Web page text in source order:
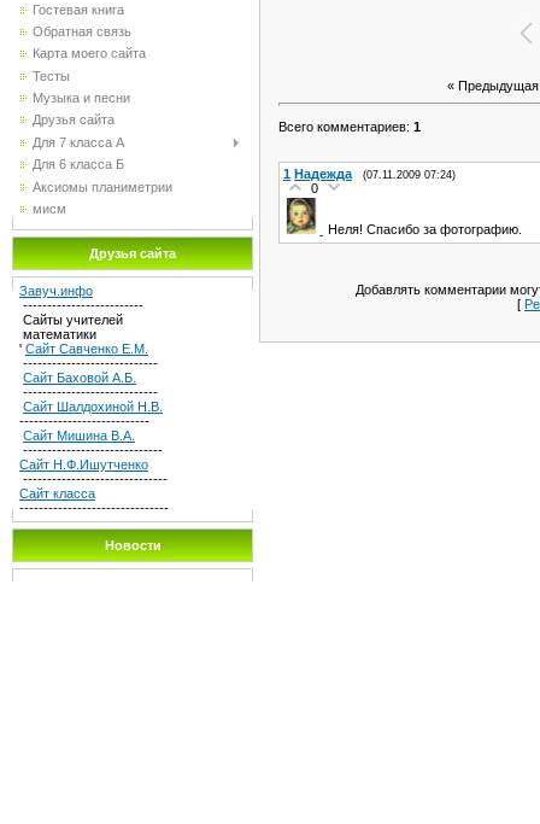
Гостевая книга
Обратная связь
Карта моего сайта
Тесты
Музыка и песни
Друзья сайта
Для 7 класса А
Для 6 класса Б
Аксиомы планиметрии
мисм
Друзья сайта
Завуч.инфо
-------------------------
Сайты учителей
математики
' Сайт Савченко Е.М.
----------------------------
Сайт Баховой А.Б.
----------------------------
Сайт Шалдохиной Н.В.
---------------------------
Сайт Мишина В.А.
-----------------------------
Сайт Н.Ф.Ишутченко
------------------------------
Сайт класса
-------------------------------
Новости
« Предыдущая
Всего комментариев: 1
1 Надежда (07.11.2009 07:24)
0
Неля! Спасибо за фотографию.
Добавлять комментарии
[